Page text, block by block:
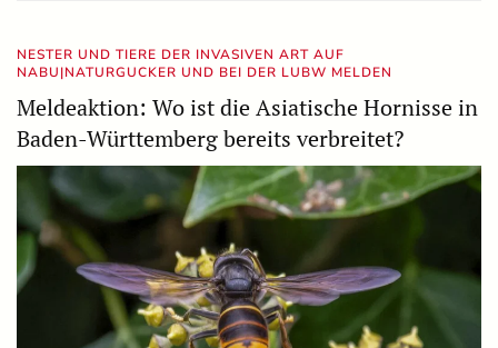
NESTER UND TIERE DER INVASIVEN ART AUF
NABU|NATURGUCKER UND BEI DER LUBW MELDEN
Meldeaktion: Wo ist die Asiatische Hornisse in
Baden-Württemberg bereits verbreitet?